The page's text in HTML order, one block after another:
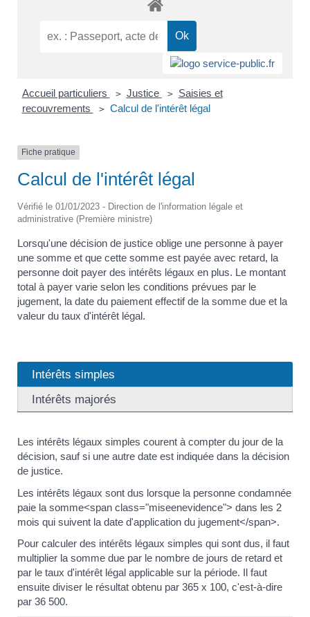
Accueil particuliers > Justice >
Saisies et
recouvrements
> Calcul de l'intérêt légal
Fiche pratique
Calcul de l'intérêt légal
Vérifié le 01/01/2023 - Direction de l'information légale et
administrative (Première ministre)
Lorsqu'une décision de justice oblige une personne à payer
une somme et que cette somme est payée avec retard, la
personne doit payer des intérêts légaux en plus. Le montant
total à payer varie selon les conditions prévues par le
jugement, la date du paiement effectif de la somme due et la
valeur du taux d'intérêt légal.
Intérêts simples
Intérêts majorés
Les intérêts légaux simples courent à compter du jour de la
décision, sauf si une autre date est indiquée dans la décision
de justice.
Les intérêts légaux sont dus lorsque la personne condamnée
paie la somme<span class="miseenevidence"> dans les 2
mois qui suivent la date d'application du jugement</span>.
Pour calculer des intérêts légaux simples qui sont dus, il faut
multiplier la somme due par le nombre de jours de retard et
par le taux d'intérêt légal applicable sur la période. Il faut
ensuite diviser le résultat obtenu par 365 x 100, c'est-à-dire
par 36 500.